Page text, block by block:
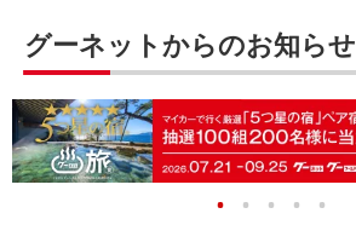
グーネットからのお知らせ